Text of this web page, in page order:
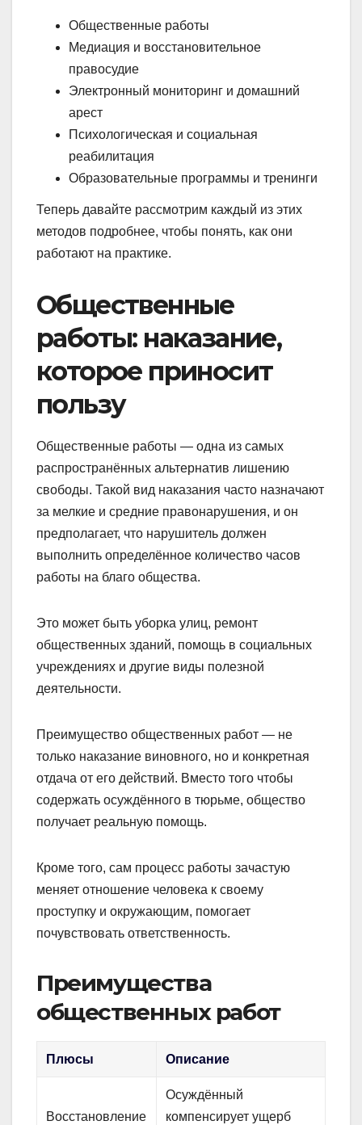
Общественные работы
Медиация и восстановительное
правосудие
Электронный мониторинг и домашний
арест
Психологическая и социальная
реабилитация
Образовательные программы и тренинги
Теперь давайте рассмотрим каждый из этих
методов подробнее, чтобы понять, как они
работают на практике.
Общественные
работы: наказание,
которое приносит
пользу
Общественные работы — одна из самых
распространённых альтернатив лишению
свободы. Такой вид наказания часто назначают
за мелкие и средние правонарушения, и он
предполагает, что нарушитель должен
выполнить определённое количество часов
работы на благо общества.
Это может быть уборка улиц, ремонт
общественных зданий, помощь в социальных
учреждениях и другие виды полезной
деятельности.
Преимущество общественных работ — не
только наказание виновного, но и конкретная
отдача от его действий. Вместо того чтобы
содержать осуждённого в тюрьме, общество
получает реальную помощь.
Кроме того, сам процесс работы зачастую
меняет отношение человека к своему
проступку и окружающим, помогает
почувствовать ответственность.
Преимущества
общественных работ
Плюсы Описание
Восстановление
Осуждённый
компенсирует ущерб